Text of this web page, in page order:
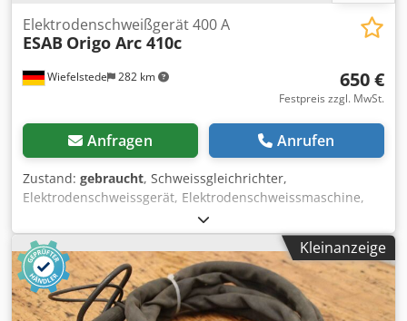
Wiefelstede 282 km
Elektrodenschweißgerät 400 A
ESAB Origo Arc 410c
650 €
Festpreis zzgl. MwSt.
Anfragen Anrufen
Zustand: gebraucht, Schweissgleichrichter,
Elektrodenschweissgerät, Elektrodenschweissmaschine,
Elektroden-Schweiss-Gleichrichter Chsdpfx Afehgbxhjdja -
Hersteller: ESAB, Schweissgleichrichter Typ Origo Arc 410c
-Schweissleistung: max. 400 A -Schweisskabel mit
Elektrodenklemme -Massekabel -Anzahl: 1 Stück
vorhanden -Abmessung: 920/720/H930 mm -Gewicht: 182
kg/St.
Kleinanzeige